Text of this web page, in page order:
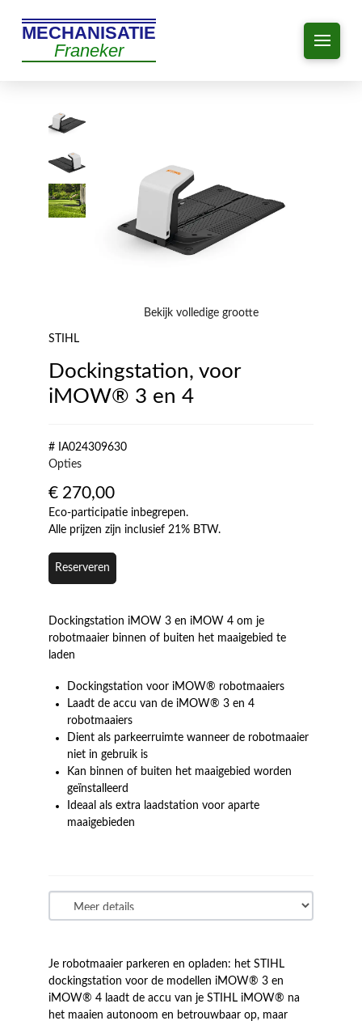
MECHANISATIE
Franeker
Bekijk volledige grootte
STIHL
Dockingstation, voor
iMOW® 3 en 4
# IA024309630
Opties
€ 270,00
Eco-participatie inbegrepen.
Alle prijzen zijn inclusief 21% BTW.
Reserveren
Dockingstation iMOW 3 en iMOW 4 om je
robotmaaier binnen of buiten het maaigebied te
laden
Dockingstation voor iMOW® robotmaaiers
Laadt de accu van de iMOW® 3 en 4
robotmaaiers
Dient als parkeerruimte wanneer de robotmaaier
niet in gebruik is
Kan binnen of buiten het maaigebied worden
geïnstalleerd
Ideaal als extra laadstation voor aparte
maaigebieden
Je robotmaaier parkeren en opladen: het STIHL
dockingstation voor de modellen iMOW® 3 en
iMOW® 4 laadt de accu van je STIHL iMOW® na
het maaien autonoom en betrouwbaar op, maar